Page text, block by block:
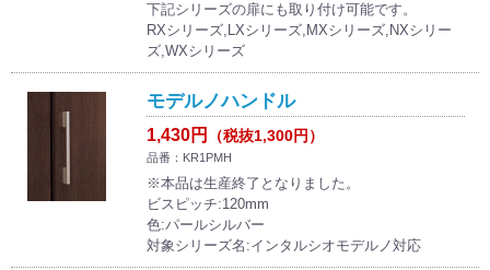
下記シリーズの扉にも取り付け可能です。
RXシリーズ,LXシリーズ,MXシリーズ,NXシリー
ズ,WXシリーズ
モデルノハンドル
1,430円 （税抜1,300円）
品番：KR1PMH
※本品は生産終了となりました。
ビスピッチ:120mm
色:パールシルバー
対象シリーズ名:インタルシオモデルノ対応